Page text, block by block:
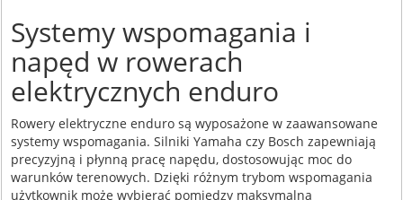
Systemy wspomagania i
napęd w rowerach
elektrycznych enduro
Rowery elektryczne enduro są wyposażone w zaawansowane
systemy wspomagania. Silniki Yamaha czy Bosch zapewniają
precyzyjną i płynną pracę napędu, dostosowując moc do
warunków terenowych. Dzięki różnym trybom wspomagania
użytkownik może wybierać pomiędzy maksymalną